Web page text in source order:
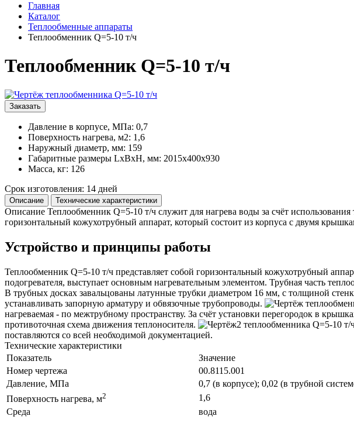
Главная
Каталог
Теплообменные аппараты
Теплообменник Q=5-10 т/ч
Теплообменник Q=5-10 т/ч
Заказать
Давление в корпусе, МПа: 0,7
Поверхность нагрева, м2: 1,6
Наружный диаметр, мм: 159
Габаритные размеры LxBxH, мм: 2015х400х930
Масса, кг: 126
Cрок изготовления: 14 дней
Описание Технические характеристики
Описание Теплообменник Q=5-10 т/ч служит для нагрева воды за счёт
горизонтальный кожухотрубный аппарат, который состоит из корпуса с двумя
Устройство и принципы работы
Теплообменник Q=5-10 т/ч представляет собой горизонтальный кожухотрубный
подогревателя, выступает основным нагревательным элементом. Трубная часть
В трубных досках завальцованы латунные трубки диаметром 16 мм, с толщиной
устанавливать запорную арматуру и обвязочные трубопроводы.
нагреваемая - по межтрубному пространству. За счёт установки перегородок в
противоточная схема движения теплоносителя.
поставляются со всей необходимой документацией.
Технические характеристики
Показатель
Значение
Номер чертежа
00.8115.001
Давление, МПа
0,7 (в корпусе); 0,02 (в трубной
Поверхность нагрева, м2
1,6
Среда
вода